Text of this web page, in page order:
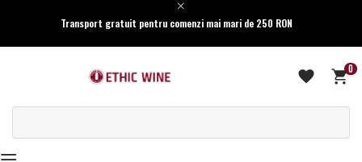
Transport gratuit pentru comenzi mai mari de 250 RON
0